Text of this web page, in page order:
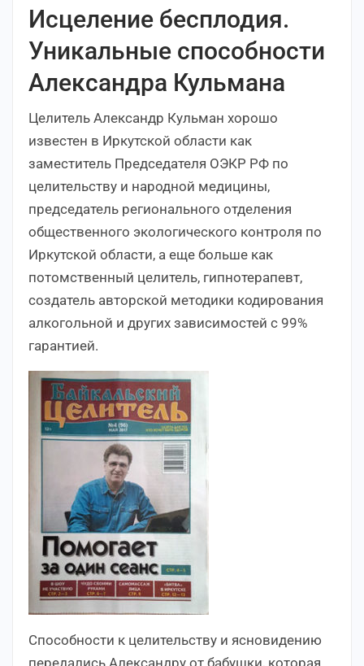
Исцеление бесплодия.
Уникальные способности
Александра Кульмана
Целитель Александр Кульман хорошо
известен в Иркутской области как
заместитель Председателя ОЭКР РФ по
целительству и народной медицины,
председатель регионального отделения
общественного экологического контроля по
Иркутской области, а еще больше как
потомственный целитель, гипнотерапевт,
создатель авторской методики кодирования
алкогольной и других зависимостей с 99%
гарантией.
Способности к целительству и ясновидению
передались Александру от бабушки, которая